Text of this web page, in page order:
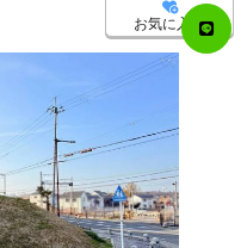
お気に入り